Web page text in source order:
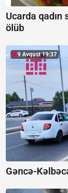
Ucarda
ölüb
9 Avqust 19:37
Gəncə-